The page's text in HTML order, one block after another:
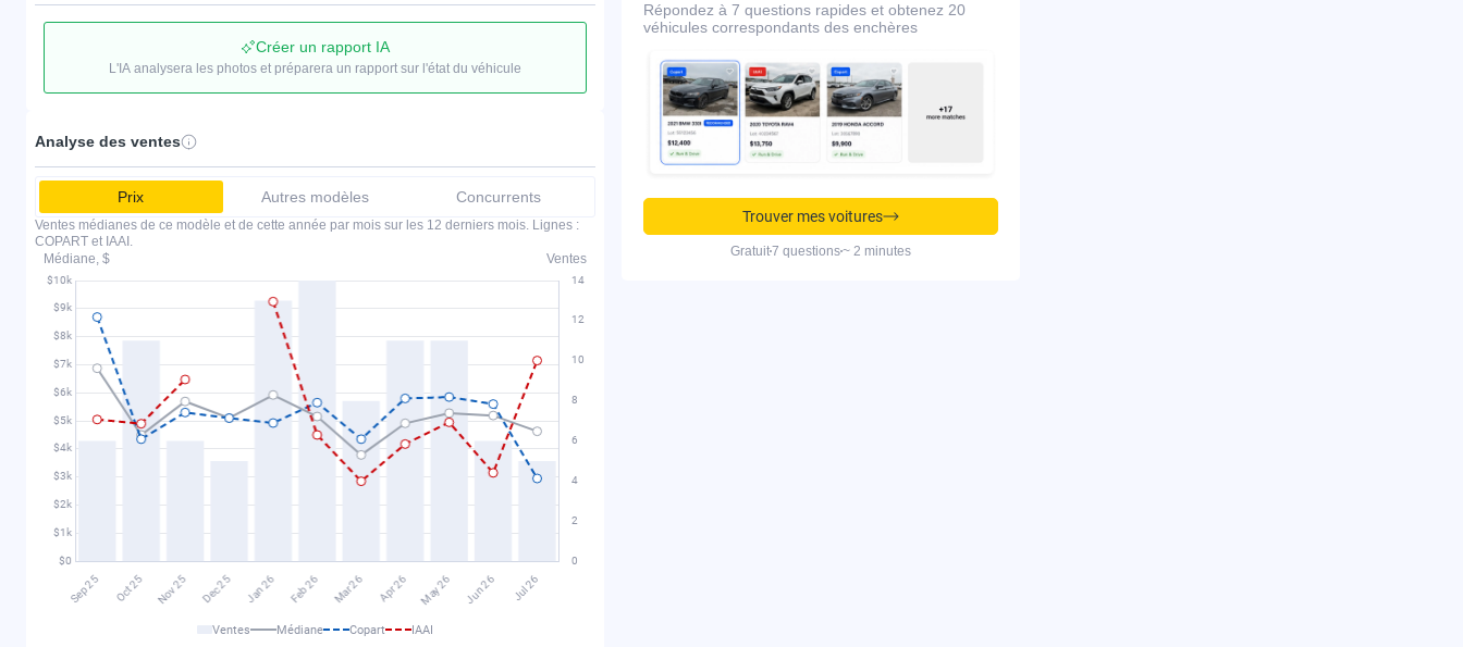
Créer un rapport IA
L'IA analysera les photos et préparera un rapport sur l'état du véhicule
Analyse des ventes
Prix Autres modèles Concurrents
Ventes médianes de ce modèle et de cette année par mois sur les 12 derniers mois. Lignes :
COPART et IAAI.
Médiane, $
Ventes
Ventes Médiane Copart IAAI
Répondez à 7 questions rapides et obtenez 20
véhicules correspondants des enchères
Trouver mes voitures
Gratuit7 questions~ 2 minutes